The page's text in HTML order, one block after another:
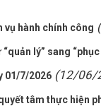
vụ hành chính công
lý” sang “phục
01/7/2026 (12/06/
tâm thực hiện